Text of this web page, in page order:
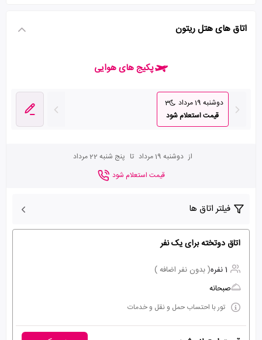
اتاق های هتل ریتون
پکیج های هوایی
دوشنبه 19 مرداد
3
قیمت استعلام شود
از دوشنبه 19 مرداد تا پنج شنبه 22 مرداد
قیمت استعلام شود
فیلتر اتاق ها
اتاق دوتخته برای یک نفر
1 نفره
( بدون نفر اضافه )
صبحانه
تور با احتساب حمل و نقل و خدمات